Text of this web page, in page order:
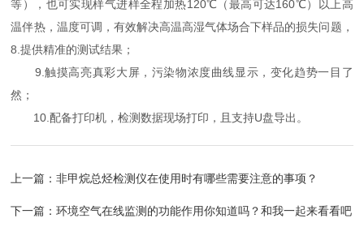
等），也可实现样气进样全程加热120℃（最高可达160℃）以上高
温伴热，温度可调，有效解决高温高湿气体场合下样品的损失问题，
8.提供精准的测试结果；
9.触摸高亮真彩大屏，污染物浓度曲线显示，变化趋势一目了
然；
10.配备打印机，检测数据现场打印，且支持U盘导出。
上一篇：非甲烷总烃检测仪在使用时有哪些需要注意的事项？
下一篇：环境空气在线监测的功能作用你知道吗？和我一起来看看吧